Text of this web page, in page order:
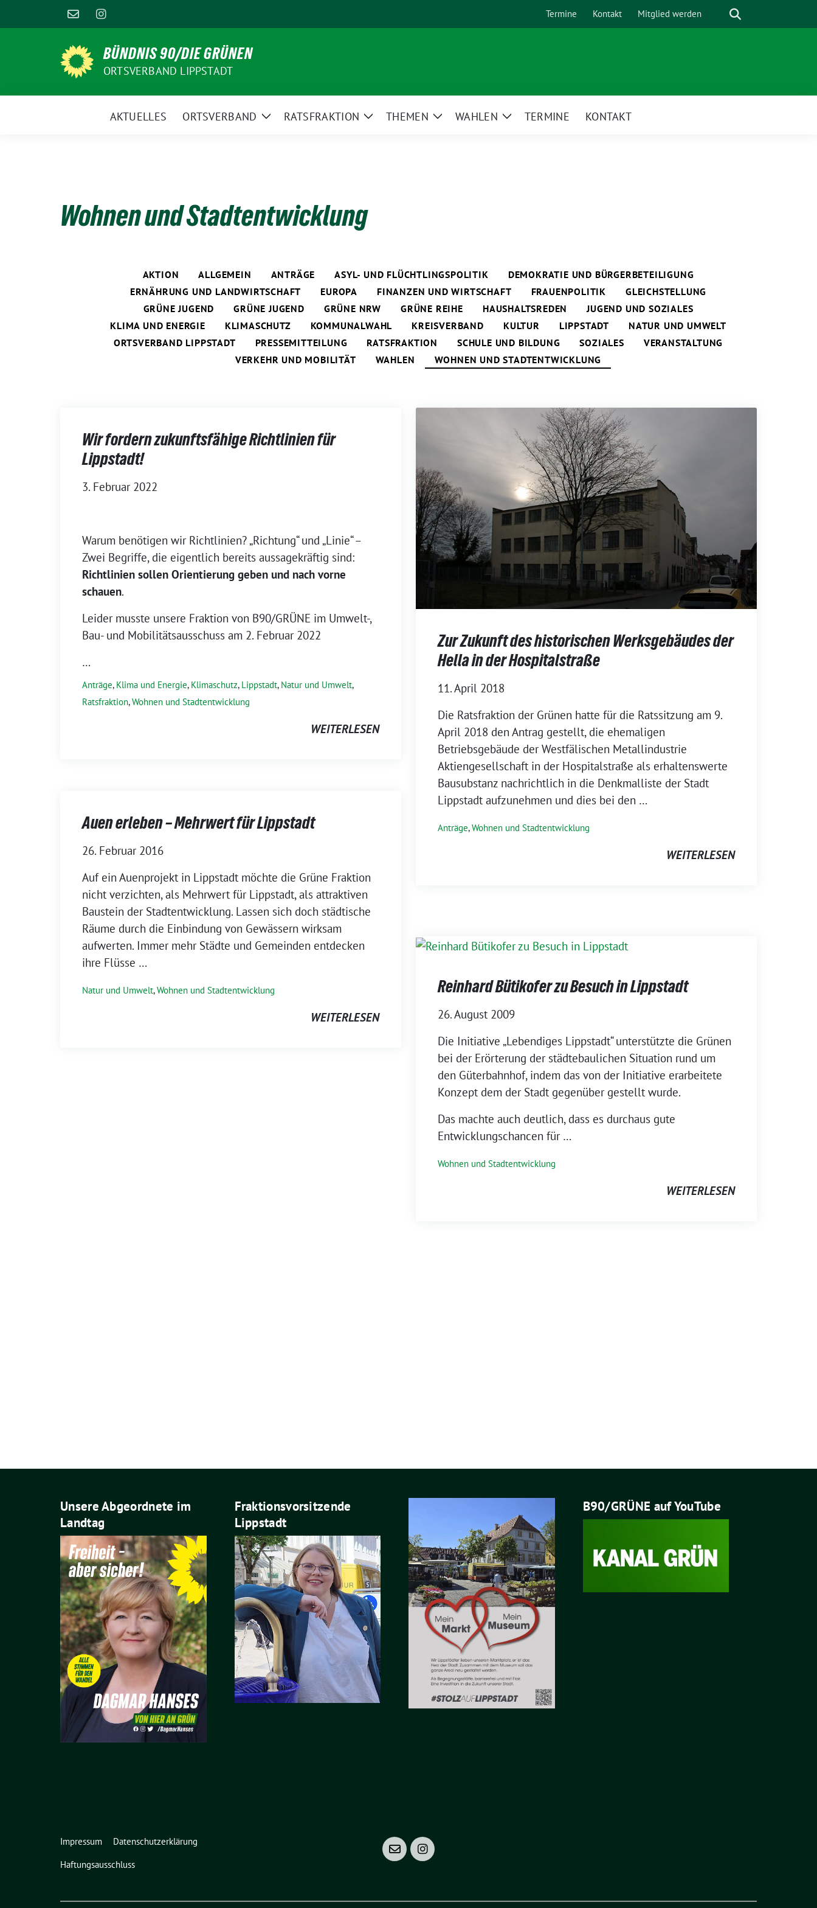
zum
Termine Kontakt Mitglied werden Suche
BÜNDNIS 90/DIE GRÜNEN
ORTSVERBAND LIPPSTADT
AKTUELLES ORTSVERBAND
ZeigeRATSFRAKTION
ZeigeTHEMEN
ZeigeWAHLEN
ZeigeTERMINE KONTAKT
Wohnen und Stadtentwicklung
AKTION ALLGEMEIN ANTRÄGE ASYL- UND FLÜCHTLINGSPOLITIK
DEMOKRATIE UND BÜRGERBETEILIGUNG
ERNÄHRUNG UND LANDWIRTSCHAFT
EUROPA FINANZEN UND WIRTSCHAFT FRAUENPOLITIK
GLEICHSTELLUNG
GRÜNE JUGEND
GRÜNE JUGEND GRÜNE NRW GRÜNE REIHE HAUSHALTSREDEN
JUGEND UND SOZIALES
KLIMA UND ENERGIE
KLIMASCHUTZ KOMMUNALWAHL KREISVERBAND KULTUR LIPPSTADT
NATUR UND UMWELT
ORTSVERBAND LIPPSTADT
PRESSEMITTEILUNG RATSFRAKTION SCHULE UND BILDUNG SOZIALES
VERANSTALTUNG
VERKEHR UND MOBILITÄT
WAHLEN WOHNEN UND STADTENTWICKLUNG
Wir fordern zukunftsfähige Richtlinien für
Lippstadt!
3. Februar 2022
Warum benötigen wir Richtlinien? „Richtung“ und „Linie“ –
Zwei Begriffe, die eigentlich bereits aussagekräftig sind:
Richtlinien sollen Orientierung geben und nach vorne
schauen.
Leider musste unsere Fraktion von B90/GRÜNE im Umwelt-,
Bau- und Mobilitätsausschuss am 2. Februar 2022
…
Anträge, Klima und Energie, Klimaschutz, Lippstadt, Natur und Umwelt,
Ratsfraktion,Wohnen und Stadtentwicklung
WEITERLESEN
Zur Zukunft des historischen Werksgebäudes der
Hella in der Hospitalstraße
11. April 2018
Die Ratsfraktion der Grünen hatte für die Ratssitzung am 9.
April 2018 den Antrag gestellt, die ehemaligen
Betriebsgebäude der Westfälischen Metallindustrie
Aktiengesellschaft in der Hospitalstraße als erhaltenswerte
Bausubstanz nachrichtlich in die Denkmalliste der Stadt
Lippstadt aufzunehmen und dies bei den …
Anträge,Wohnen und Stadtentwicklung
WEITERLESEN
Auen erleben – Mehrwert für Lippstadt
26. Februar 2016
Auf ein Auenprojekt in Lippstadt möchte die Grüne Fraktion
nicht verzichten, als Mehrwert für Lippstadt, als attraktiven
Baustein der Stadtentwicklung. Lassen sich doch städtische
Räume durch die Einbindung von Gewässern wirksam
aufwerten. Immer mehr Städte und Gemeinden entdecken
ihre Flüsse …
Natur und Umwelt,Wohnen und Stadtentwicklung
WEITERLESEN
Reinhard Bütikofer zu Besuch in Lippstadt
26. August 2009
Die Initiative „Lebendiges Lippstadt“ unterstützte die Grünen
bei der Erörterung der städtebaulichen Situation rund um
den Güterbahnhof, indem das von der Initiative erarbeitete
Konzept dem der Stadt gegenüber gestellt wurde.
Das machte auch deutlich, dass es durchaus gute
Entwicklungschancen für …
Wohnen und Stadtentwicklung
WEITERLESEN
Unsere Abgeordnete im
Landtag
Fraktionsvorsitzende
Lippstadt
B90/GRÜNE auf YouTube
Impressum
Datenschutzerklärung
Haftungsausschluss